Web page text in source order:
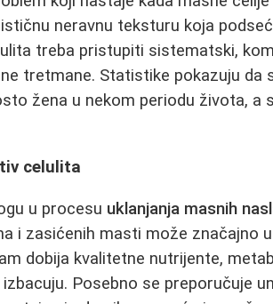
neravnu teksturu koja
treba pristupiti sistematski,
tretmane. Statistike pokazuju da
žena u nekom periodu života, a
celulita
u procesu uklanjanja masnih
i zasićenih masti može značajno
dobija kvalitetne nutrijente,
Posebno se preporučuje